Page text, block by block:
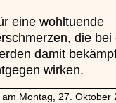
eine wohltuende
die bei
damit
wirken.
Montag, 27. Oktober